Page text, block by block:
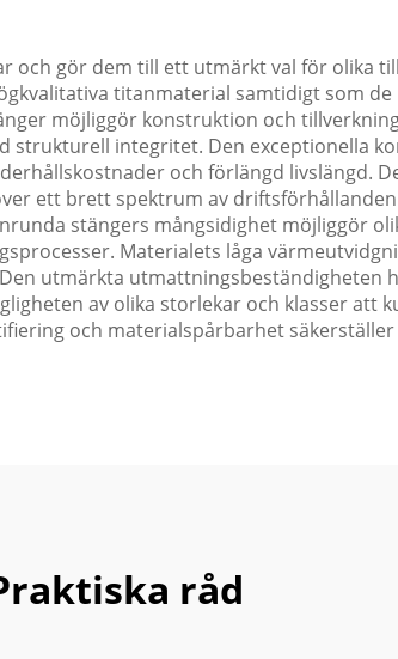
gör dem till ett utmärkt val för olika
titanmaterial samtidigt som
möjliggör konstruktion och
strukturell integritet. Den exceptionella
och förlängd livslängd.
ett brett spektrum av
stängers mångsidighet möjliggör
Materialets låga
utmärkta utmattningsbeständigheten
av olika storlekar och klasser att
och materialspårbarhet
råd